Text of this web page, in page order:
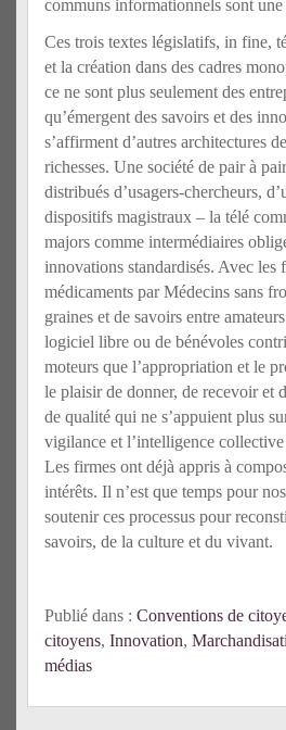
communs informationnels sont
Ces trois textes législatifs, in fine,
et la création dans des cadres
ce ne sont plus seulement des
qu’émergent des savoirs et des
s’affirment d’autres architectures
richesses. Une société de pair à
distribués d’usagers-chercheurs,
dispositifs magistraux – la télé
majors comme intermédiaires
innovations standardisés. Avec les
médicaments par Médecins sans
graines et de savoirs entre
logiciel libre ou de bénévoles
moteurs que l’appropriation et le
le plaisir de donner, de recevoir et
de qualité qui ne s’appuient plus
vigilance et l’intelligence
Les firmes ont déjà appris à
intérêts. Il n’est que temps pour
soutenir ces processus pour
savoirs, de la culture et du vivant.
Publié dans : Conventions de
citoyens, Innovation,
médias